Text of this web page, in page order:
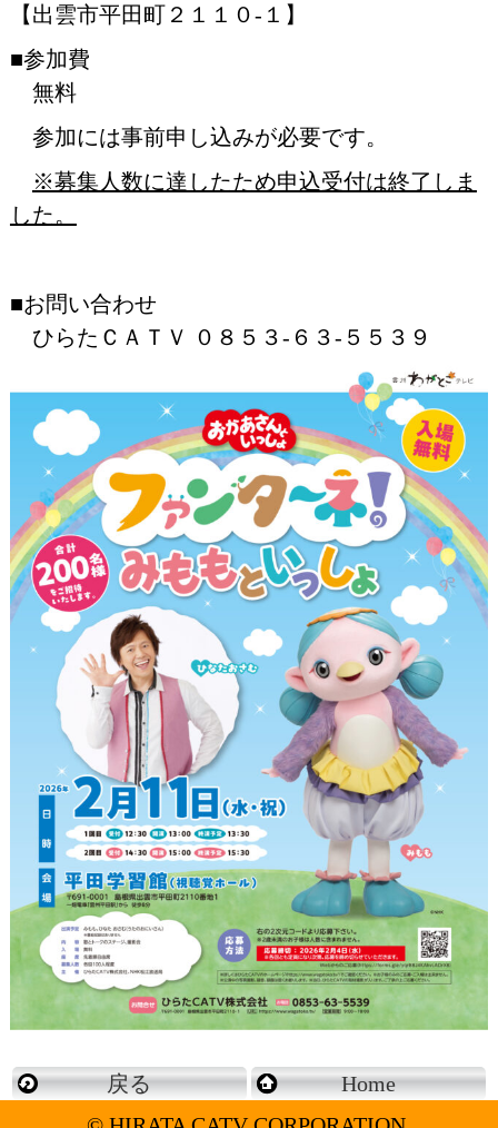
【出雲市平田町２１１０-１】
■参加費
無料
参加には事前申し込みが必要です。
※募集人数に達したため申込受付は終了しま
した。
■お問い合わせ
ひらたＣＡＴＶ ０８５３-６３-５５３９
戻る
Home